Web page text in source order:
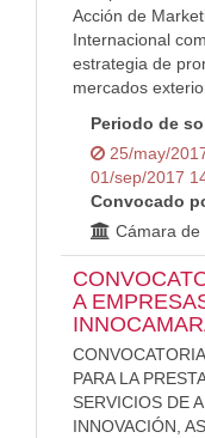
Acción de
Internacional
estrategia de
mercados
Periodo de
25/may/
01/sep/2017
Convocado
Cámara de
A
PARA LA
SERVICIOS DE
INNOVACIÓN,